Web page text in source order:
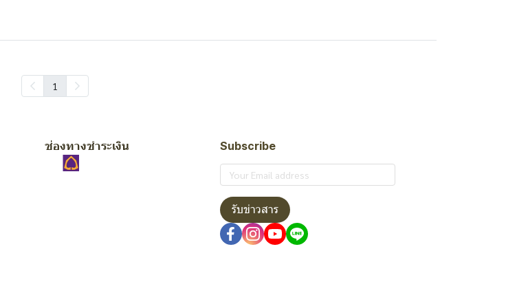
1
ช่องทางชำระเงิน Subscribe
รับข่าวสาร